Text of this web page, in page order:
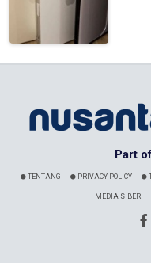
Part
TENTANG PRIVACY POLICY
MEDIA SIBER